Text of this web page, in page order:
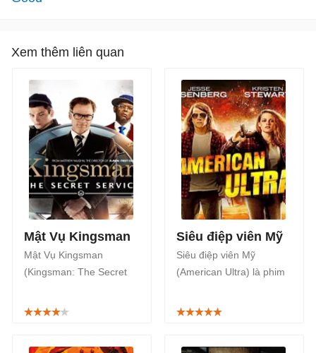
Xem thêm liên quan
Mật Vụ Kingsman
Mật Vụ Kingsman
(Kingsman: The Secret
lưu hành động nói về tổ
Siêu điệp viên Mỹ
Siêu điệp viên Mỹ
(American Ultra) là phim
Mỹ phát hành năm 2015